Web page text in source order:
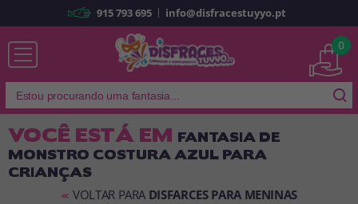
Já sou cliente
Lembrar-me Esqueceu sua senha?
ENTRAR
915 793 695 | info@disfracestuyyo.pt
0
VOCÊ ESTÁ EM FANTASIA DE
MONSTRO COSTURA AZUL PARA
CRIANÇAS
<< VOLTAR PARA DISFARCES PARA MENINAS